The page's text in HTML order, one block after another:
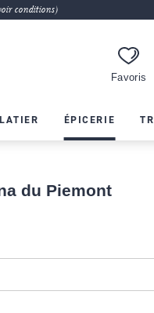
conditions)
Favoris
ÉPICERIE
du Piemont